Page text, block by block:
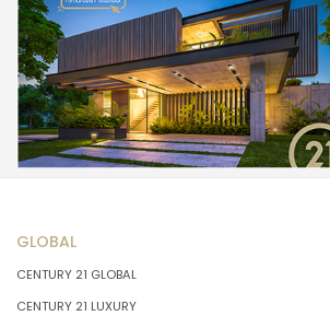
GLOBAL
CENTURY 21 GLOBAL
CENTURY 21 LUXURY